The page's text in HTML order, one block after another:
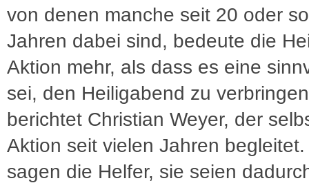
von denen manche seit 20 oder
Jahren dabei sind, bedeute die
Aktion mehr, als dass es eine
sei, den Heiligabend zu
berichtet Christian Weyer, der
Aktion seit vielen Jahren begleitet.
sagen die Helfer, sie seien